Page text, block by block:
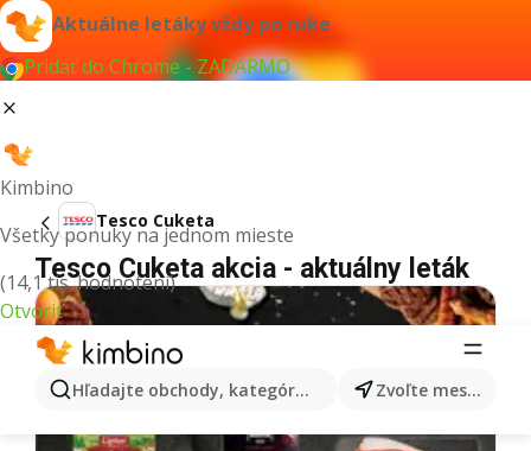
Aktuálne letáky vždy po ruke
Pridať do Chrome - ZADARMO
Kimbino
Všetky ponuky na jednom mieste
(14,1 tis. hodnotení)
Otvoriť
Hľadajte obchody, kategórie, produkty... Zvoľte mesto
Tesco Cuketa
Tesco Cuketa akcia - aktuálny leták